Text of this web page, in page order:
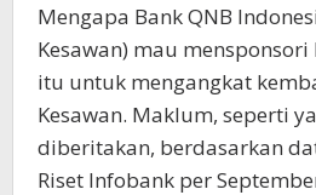
Mengapa Bank QNB
Kesawan) mau mensponsori
itu untuk mengangkat
Kesawan. Maklum, seperti
diberitakan, berdasarkan
Riset Infobank per